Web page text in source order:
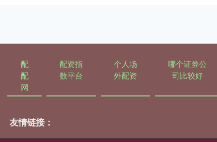
配
配
网
配资指
数平台
个人场
外配资
哪个证券公
司比较好
友情链接：